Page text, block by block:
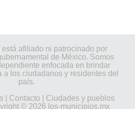
está afiliado ni patrocinado por
de México. Somos
enfocada en brindar
a los ciudadanos y residentes del
país.
Contacto
Ciudades y pueblos
© 2026 los-municipios.mx